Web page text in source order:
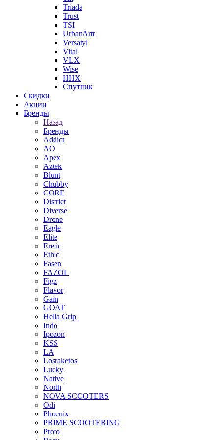
Triada
Trust
TSI
UrbanArtt
Versatyl
Vital
VLX
Wise
ННХ
Спутник
Скидки
Акции
Бренды
Назад
Бренды
Addict
AO
Apex
Aztek
Blunt
Chubby
CORE
District
Diverse
Drone
Eagle
Elite
Eretic
Ethic
Fasen
FAZOL
Figz
Flavor
Gain
GOAT
Hella Grip
Indo
Ipozon
KSS
LA
Losraketos
Lucky
Native
North
NOVA SCOOTERS
Odi
Phoenix
PRIME SCOOTERING
Proto